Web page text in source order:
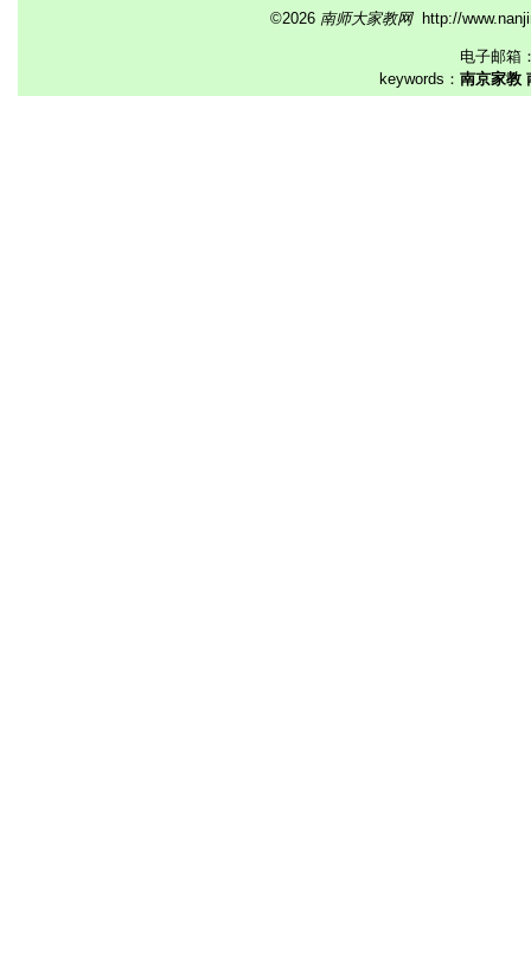
©2026 南师大家教网http://
电子邮箱
keywords： 南京家教